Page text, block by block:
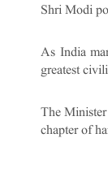
Shri Modi
As India
greatest
The
chapter of